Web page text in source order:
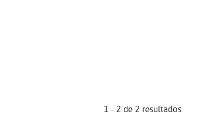
1 - 2 de 2 resultados